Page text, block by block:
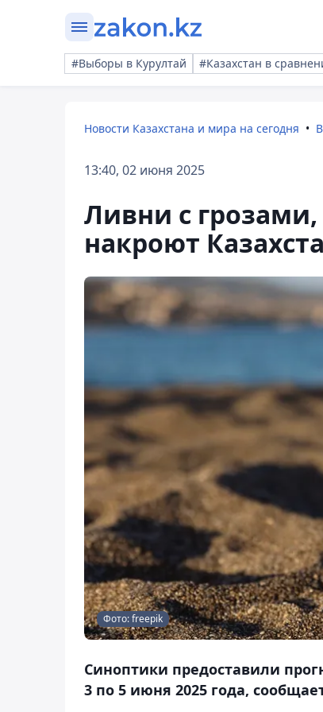
#Выборы в Курултай #Казахстан в
Новости Казахстана и мира на сегодня
13:40, 02 июня 2025
Ливни с грозами,
накроют
Фото: freepik
Синоптики предоставили
3 по 5 июня 2025 года,